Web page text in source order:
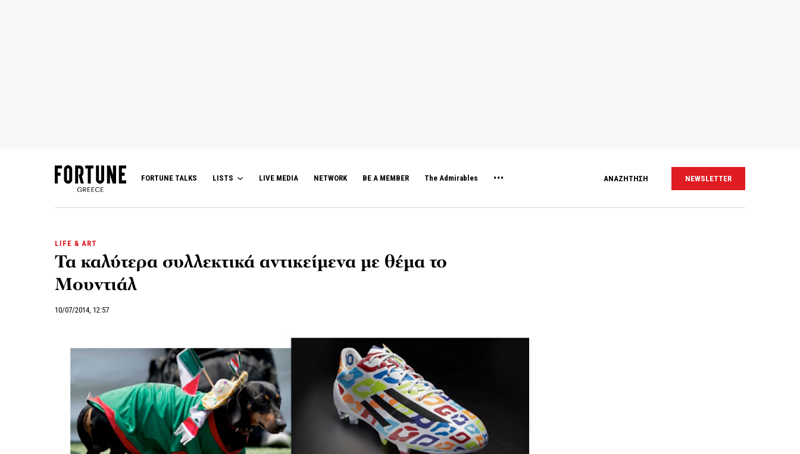
FORTUNE TALKS LISTS LIVE MEDIA NETWORK BE A MEMBER The Admirables ΑΝΑΖΗΤΗΣΗ NEWSLETTER
LIFE & ART
Τα καλύτερα συλλεκτικά αντικείμενα με θέμα το
Μουντιάλ
10/07/2014, 12:57